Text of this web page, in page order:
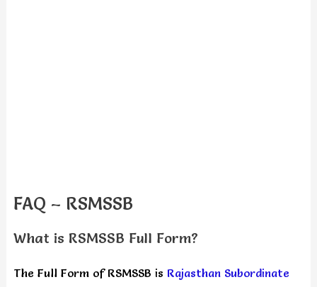
FAQ – RSMSSB
What is RSMSSB Full Form?
The Full Form of RSMSSB is Rajasthan Subordinate